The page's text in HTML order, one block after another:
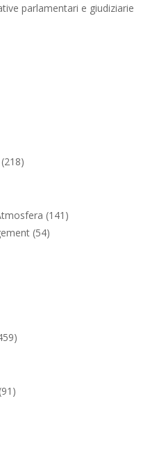
parlamentari e giudiziarie
(218)
(141)
(54)
(91)